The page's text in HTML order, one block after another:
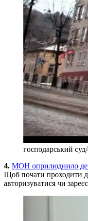
господарський
4. МОН оприлюднило
Щоб почати проходити
авторизуватися чи